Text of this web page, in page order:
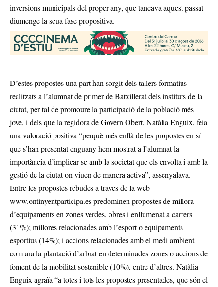
inversions municipals del proper any, que tancava aquest passat
diumenge la seua fase propositiva.
D’estes propostes una part han sorgit dels tallers formatius
realitzats a l’alumnat de primer de Batxillerat dels instituts de la
ciutat, per tal de promoure la participació de la població més
jove, i dels que la regidora de Govern Obert, Natàlia Enguix, feia
una valoració positiva “perquè més enllà de les propostes en sí
que s’han presentat enguany hem mostrat a l’alumnat la
importància d’implicar-se amb la societat que els envolta i amb la
gestió de la ciutat on viuen de manera activa”, assenyalava.
Entre les propostes rebudes a través de la web
www.ontinyentparticipa.espredominen propostes de millora
d’equipaments en zones verdes, obres i enllumenat a carrers
(31%); millores relacionades amb l’esport o equipaments
esportius (14%); i accions relacionades amb el medi ambient
com ara la plantació d’arbrat en determinades zones o accions de
foment de la mobilitat sostenible (10%), entre d’altres. Natàlia
Enguix agraïa “a totes i tots les propostes presentades, que són el